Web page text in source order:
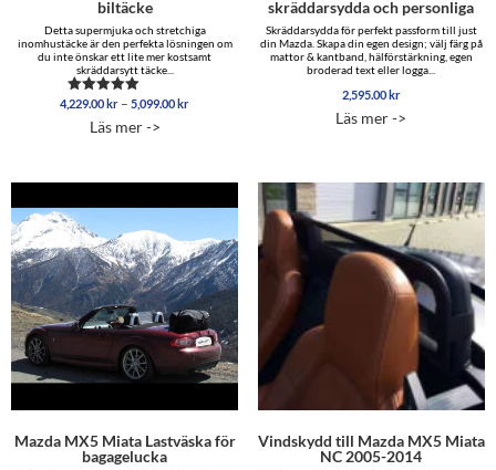
biltäcke
Detta supermjuka och stretchiga
inomhustäcke är den perfekta lösningen om
du inte önskar ett lite mer kostsamt
skräddarsytt täcke...
Betygsatt
av 5
4,229.00 kr – 5,099.00 krPrisintervall:
Läs mer ->
skräddarsydda och personliga
Skräddarsydda för perfekt passform till just
din Mazda. Skapa din egen design; välj färg på
mattor & kantband, hälförstärkning, egen
broderad text eller logga...
2,595.00 kr
Läs mer ->
Mazda MX5 Miata Lastväska för
bagagelucka
Vindskydd till Mazda MX5 Miata
NC 2005-2014